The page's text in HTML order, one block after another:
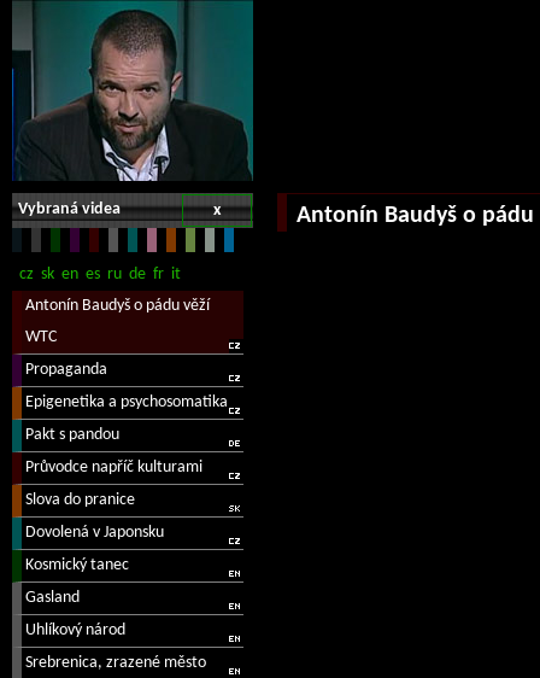
x
Vybraná videa Antonín Baudyš o pádu